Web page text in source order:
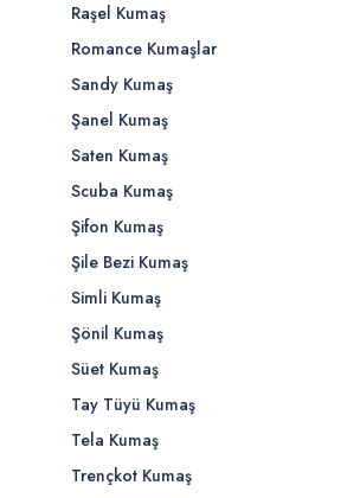
Raşel Kumaş
Romance Kumaşlar
Sandy Kumaş
Şanel Kumaş
Saten Kumaş
Scuba Kumaş
Şifon Kumaş
Şile Bezi Kumaş
Simli Kumaş
Şönil Kumaş
Süet Kumaş
Tay Tüyü Kumaş
Tela Kumaş
Trençkot Kumaş